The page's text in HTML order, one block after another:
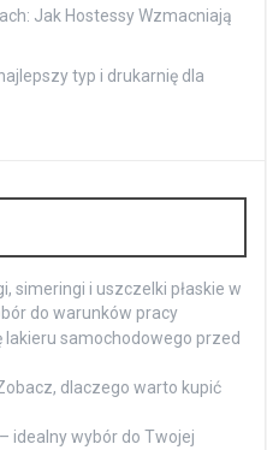
Jak Hostessy Wzmacniają
typ i drukarnię dla
simeringi i uszczelki płaskie w
do warunków pracy
samochodowego przed
dlaczego warto kupić
idealny wybór do Twojej